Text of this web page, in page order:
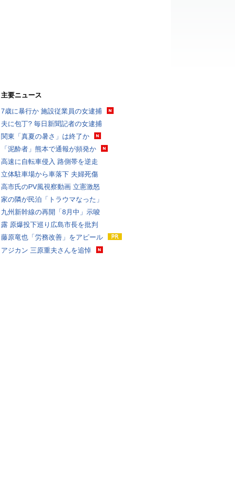
主要ニュース
7歳に暴行か 施設従業員の女逮捕
夫に包丁? 毎日新聞記者の女逮捕
関東「真夏の暑さ」は終了か
「泥酔者」熊本で通報が頻発か
高速に自転車侵入 路側帯を逆走
立体駐車場から車落下 夫婦死傷
高市氏のPV風視察動画 立憲激怒
家の隣が民泊「トラウマなった」
九州新幹線の再開「8月中」示唆
露 原爆投下巡り広島市長を批判
藤原竜也「労務改善」をアピール
アジカン 三原重夫さんを追悼